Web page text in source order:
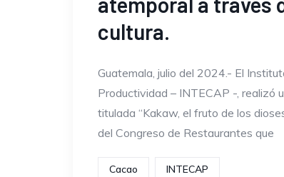
cultura.
Guatemala, julio del 2024.- El
Productividad – INTECAP -, realizó
titulada “Kakaw, el fruto de los
del Congreso de Restaurantes que
Cacao INTECAP